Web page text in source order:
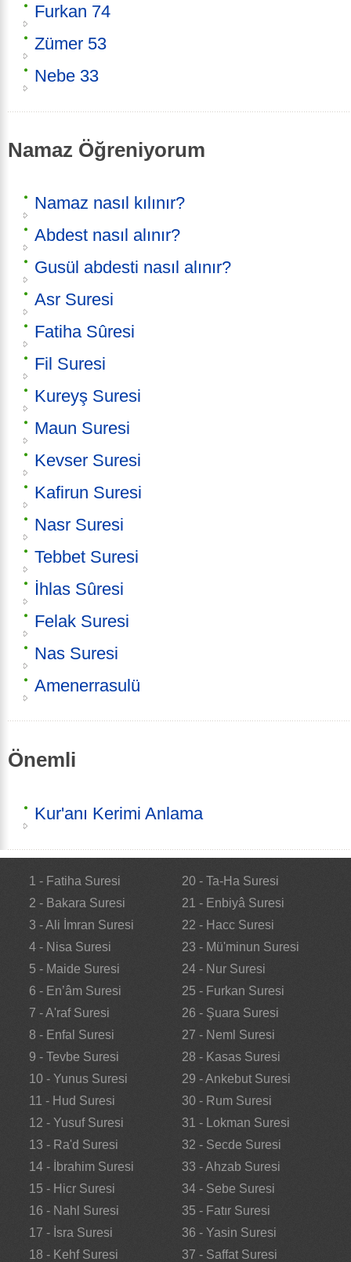
Furkan 74
Zümer 53
Nebe 33
Namaz Öğreniyorum
Namaz nasıl kılınır?
Abdest nasıl alınır?
Gusül abdesti nasıl alınır?
Asr Suresi
Fatiha Sûresi
Fil Suresi
Kureyş Suresi
Maun Suresi
Kevser Suresi
Kafirun Suresi
Nasr Suresi
Tebbet Suresi
İhlas Sûresi
Felak Suresi
Nas Suresi
Amenerrasulü
Önemli
Kur'anı Kerimi Anlama
1 - Fatiha Suresi
2 - Bakara Suresi
3 - Ali İmran Suresi
4 - Nisa Suresi
5 - Maide Suresi
6 - En’âm Suresi
7 - A'raf Suresi
8 - Enfal Suresi
9 - Tevbe Suresi
10 - Yunus Suresi
11 - Hud Suresi
12 - Yusuf Suresi
13 - Ra'd Suresi
14 - İbrahim Suresi
15 - Hicr Suresi
16 - Nahl Suresi
17 - İsra Suresi
18 - Kehf Suresi
20 - Ta-Ha Suresi
21 - Enbiyâ Suresi
22 - Hacc Suresi
23 - Mü'minun Suresi
24 - Nur Suresi
25 - Furkan Suresi
26 - Şuara Suresi
27 - Neml Suresi
28 - Kasas Suresi
29 - Ankebut Suresi
30 - Rum Suresi
31 - Lokman Suresi
32 - Secde Suresi
33 - Ahzab Suresi
34 - Sebe Suresi
35 - Fatır Suresi
36 - Yasin Suresi
37 - Saffat Suresi